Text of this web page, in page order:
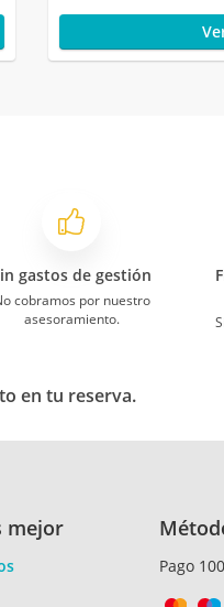
gastos de gestión
cobramos por nuestro
asesoramiento.
en tu reserva.
mejor
Pago